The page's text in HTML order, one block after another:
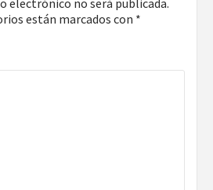
electrónico no será publicada.
están marcados con *